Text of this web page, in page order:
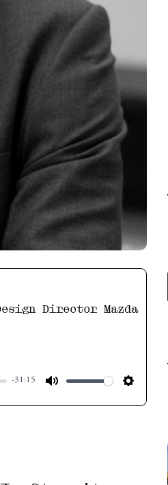
Director Mazda
-31:15